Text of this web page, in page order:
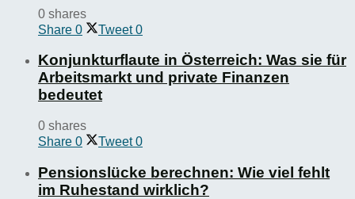
0 shares
Share 0 Tweet 0
Konjunkturflaute in Österreich: Was sie für
Arbeitsmarkt und private Finanzen
bedeutet
0 shares
Share 0 Tweet 0
Pensionslücke berechnen: Wie viel fehlt
im Ruhestand wirklich?